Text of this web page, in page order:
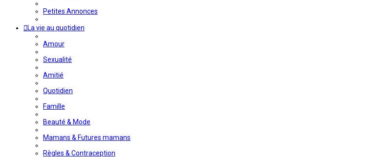
Petites Annonces
La vie au quotidien
Amour
Sexualité
Amitié
Quotidien
Famille
Beauté & Mode
Mamans & Futures mamans
Règles & Contraception